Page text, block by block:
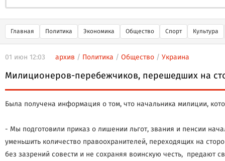
Главная Политика Экономика Общество Спорт Культура
01 июн 12:03 архив / Политика / Общество / Украина
Милиционеров-перебежчиков, перешедших на
Была получена информация о том, что начальника милиции,
- Мы подготовили приказ о лишении льгот, звания и пенсии
уменьшить количество правоохранителей, переходящих на
без зазрений совести и не сохраняя воинскую честь, предают